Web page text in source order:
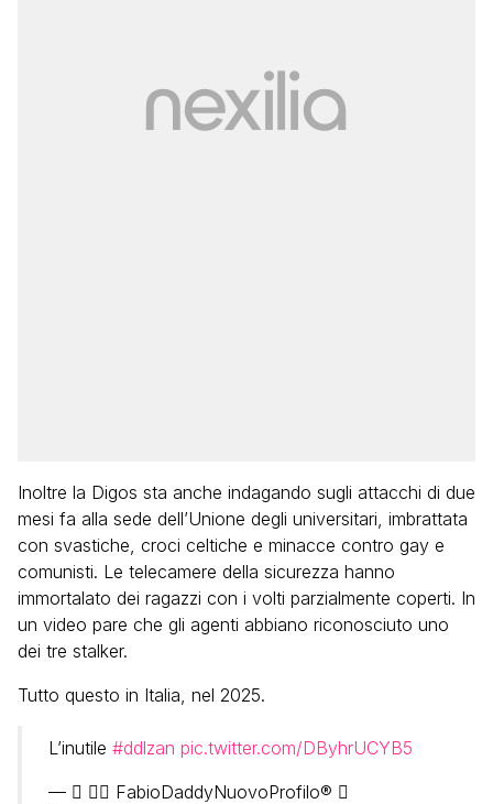
Inoltre la Digos sta anche indagando sugli attacchi di due
mesi fa alla sede dell’Unione degli universitari, imbrattata
con svastiche, croci celtiche e minacce contro gay e
comunisti. Le telecamere della sicurezza hanno
immortalato dei ragazzi con i volti parzialmente coperti. In
un video pare che gli agenti abbiano riconosciuto uno
dei tre stalker.
Tutto questo in Italia, nel 2025.
L’inutile #ddlzan pic.twitter.com/DByhrUCYB5
—  🏳️‍🌈 FabioDaddyNuovoProfilo®️ 